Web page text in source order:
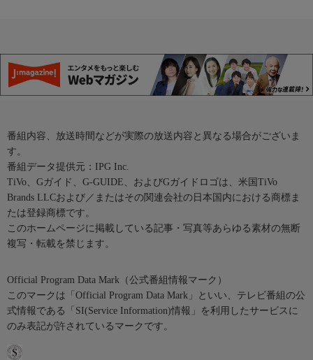
番組内容、放送時間などが実際の放送内容と異なる場合がございま
す。
番組データ提供元：IPG Inc.
TiVo、Gガイド、G-GUIDE、およびGガイドロゴは、米国TiVo
Brands LLCおよび／またはその関連会社の日本国内における商標ま
たは登録商標です。
このホームページに掲載している記事・写真等あらゆる素材の無断
複写・転載を禁じます。
Official Program Data Mark（公式番組情報マーク）
このマークは「Official Program Data Mark」といい、テレビ番組の公
式情報である「SI(Service Information)情報」を利用したサービスに
のみ表記が許されているマークです。